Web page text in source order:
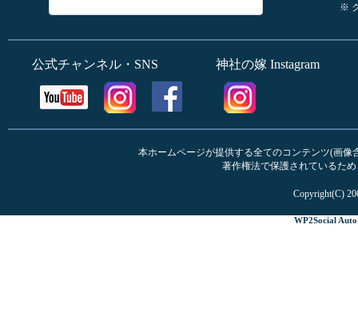
※
公式チャンネル・SNS 神社の嫁 Instagram
本ホームページが提供する全てのコンテンツ(画
著作権法で保護されているた
Copyright(C)
WP2Social